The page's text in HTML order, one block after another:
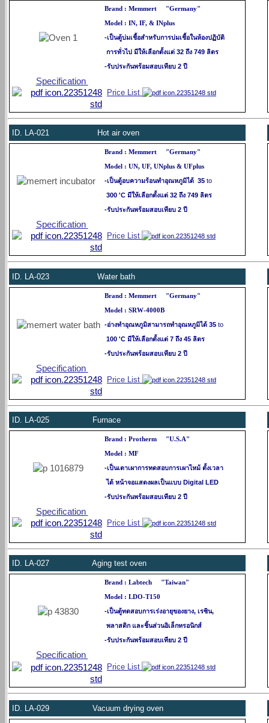
Brand : Memmert "Germany"
Model : IN, IF, & INplus
-เป็นตู้บ่มเชื้อสำหรับการบ่มเชื้อในห้องปฏิบัติ
การทั่วไป มีให้เลือกตั้งแต่ 32 ถึง 749 ลิตร
-รับประกันพร้อมสอบเทียบ 2 ปี
Specification
Price List
ID. LA-021 Hot air oven
Brand : Memmert "Germany"
Model : UN, UF, UNplus & UFplus
-เป็นตู้อบความร้อนทำอุณหภูมิได้ 35 to
300 'C มีให้เลือกตั้งแต่ 32 ถึง 749 ลิตร
-รับประกันพร้อมสอบเทียบ 2 ปี
Specification
Price List
ID. LA-023 Water bath
Brand : Memmert "Germany"
Model : SRW-4000B
-อ่างทำอุณหภูมิสามารถทำอุณหภูมิได้ 35 to
100 'C มีให้เลือกตั้งแต่ 7 ถึง 45 ลิตร
-รับประกันพร้อมสอบเทียบ 2 ปี
Specification
Price List
ID. LA-025 Furnace
Brand : Protherm "U.S.A"
Model : MF
-เป็นเตาเผาการทดสอบการเผาไหม้ ตั้งเวลา
ได้ หน้าจอแสดงผลเป็นแบบ Digital LED
-รับประกันพร้อมสอบเทียบ 2 ปี
Specification
Price List
ID. LA-027 Aging test oven
Brand : Labtech "Taiwan"
Model : LDO-T150
-เป็นตู้ทดสอบการเร่งอายุของยาง, เรซิน,
พลาสติก และชิ้นส่วนอิเล็กทรอนิกส์
-รับประกันพร้อมสอบเทียบ 2 ปี
Specification
Price List
ID. LA-029 Vacuum drying oven